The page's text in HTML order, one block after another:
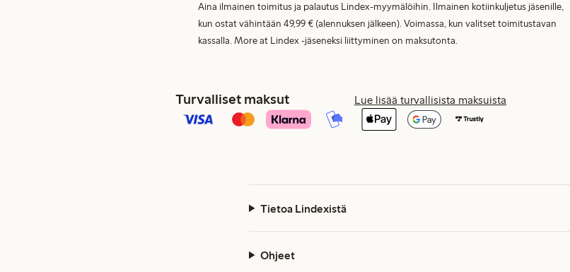
Aina ilmainen toimitus ja palautus Lindex-myymälöihin. Ilmainen kotiinkuljetus jäsenille,
kun ostat vähintään 49,99 € (alennuksen jälkeen). Voimassa, kun valitset toimitustavan
kassalla. More at Lindex -jäseneksi liittyminen on maksutonta.
Turvalliset maksut Lue lisää turvallisista maksuista
Tietoa Lindexistä
Ohjeet